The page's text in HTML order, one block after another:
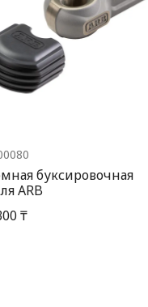
буксировочная
ARB
₸